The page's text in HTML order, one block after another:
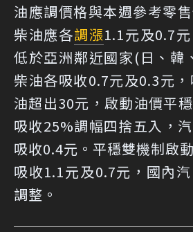
油應調價格與本週參考零
柴油應各調漲1.1元及0.7
低於亞洲鄰近國家(日、韓
柴油各吸收0.7元及0.3元
油超出30元，啟動油價平
吸收25%調幅四捨五入，
吸收0.4元。平穩雙機制啟
吸收1.1元及0.7元，國內
調整。